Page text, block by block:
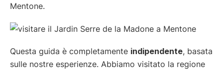
Mentone.
Questa guida è completamente indipendente, basata
sulle nostre esperienze. Abbiamo visitato la regione